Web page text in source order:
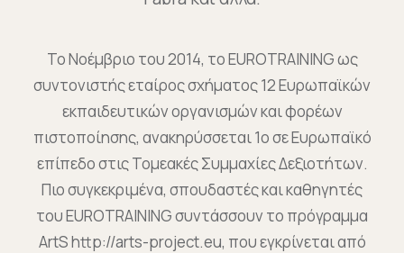
Το Νοέμβριο του 2014, το EUROTRAINING ως
συντονιστής εταίρος σχήματος 12 Ευρωπαϊκών
εκπαιδευτικών οργανισμών και φορέων
πιστοποίησης, ανακηρύσσεται 1ο σε Ευρωπαϊκό
επίπεδο στις Τομεακές Συμμαχίες Δεξιοτήτων.
Πιο συγκεκριμένα, σπουδαστές και καθηγητές
του EUROTRAINING συντάσσουν το πρόγραμμα
ArtS http://arts-project.eu, που εγκρίνεται από